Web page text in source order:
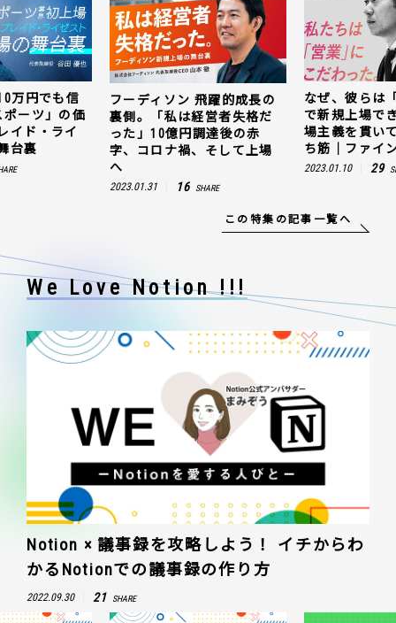
万円でも信
ーツ」の価
イド・ライ
台裏
フーディソン 飛躍的成長の
裏側。「私は経営者失格だ
った」10億円調達後の赤
字、コロナ禍、そして上場
へ
2023.01.31 16 SHARE
なぜ、彼らは
で新規上場で
場主義を貫い
ち筋｜ファイ
2023.01.10 29
この特集の記事一覧へ
We Love Notion !!!
Notion × 議事録を攻略しよう！ イチからわ
かるNotionでの議事録の作り方
2022.09.30 21 SHARE